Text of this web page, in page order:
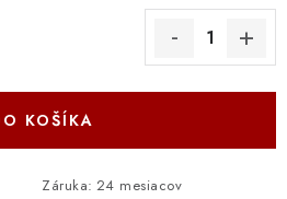
od zmluvy
nám
KOŠÍKA
Záruka: 24 mesiacov